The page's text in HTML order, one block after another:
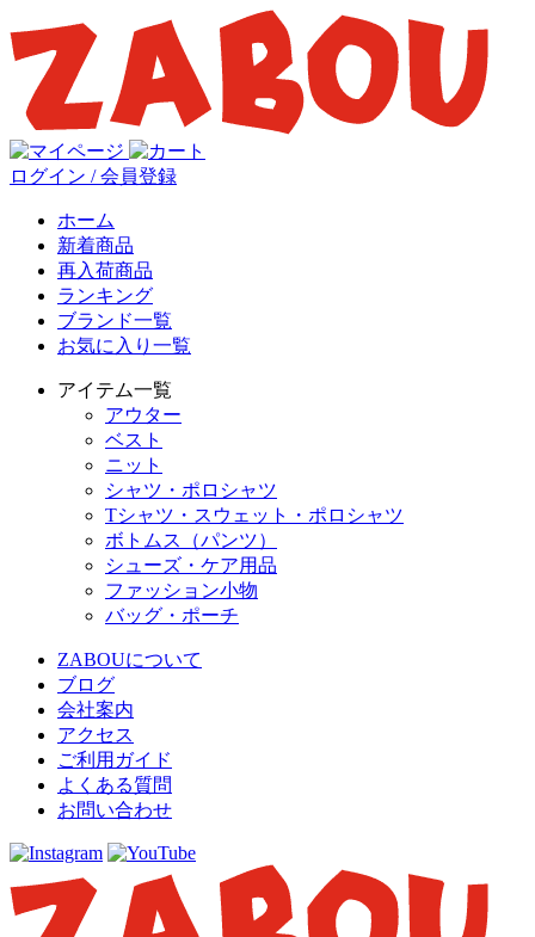
ログイン / 会員登録
ホーム
新着商品
再入荷商品
ランキング
ブランド一覧
お気に入り一覧
アイテム一覧
アウター
ベスト
ニット
シャツ・ポロシャツ
Tシャツ・スウェット・ポロシャツ
ボトムス（パンツ）
シューズ・ケア用品
ファッション小物
バッグ・ポーチ
ZABOUについて
ブログ
会社案内
アクセス
ご利用ガイド
よくある質問
お問い合わせ